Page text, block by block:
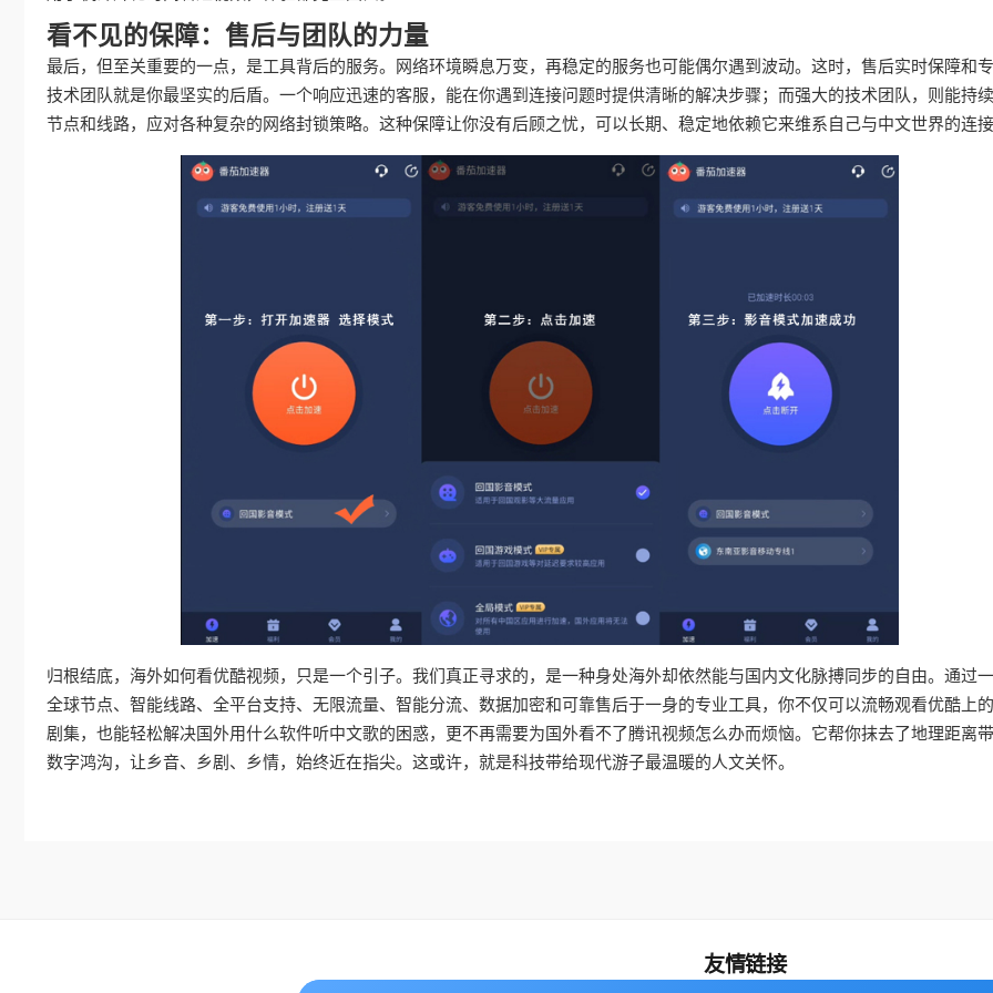
看不见的保障：售后与团队的力量
最后，但至关重要的一点，是工具背后的服务。网络环境瞬息万变，再稳定的服务也可能偶尔遇到波动。这时，售后实时保障和
技术团队就是你最坚实的后盾。一个响应迅速的客服，能在你遇到连接问题时提供清晰的解决步骤；而强大的技术团队，则能持
节点和线路，应对各种复杂的网络封锁策略。这种保障让你没有后顾之忧，可以长期、稳定地依赖它来维系自己与中文世界的连接
归根结底，海外如何看优酷视频，只是一个引子。我们真正寻求的，是一种身处海外却依然能与国内文化脉搏同步的自由。通过
全球节点、智能线路、全平台支持、无限流量、智能分流、数据加密和可靠售后于一身的专业工具，你不仅可以流畅观看优酷上
剧集，也能轻松解决国外用什么软件听中文歌的困惑，更不再需要为国外看不了腾讯视频怎么办而烦恼。它帮你抹去了地理距离
数字鸿沟，让乡音、乡剧、乡情，始终近在指尖。这或许，就是科技带给现代游子最温暖的人文关怀。
友情链接